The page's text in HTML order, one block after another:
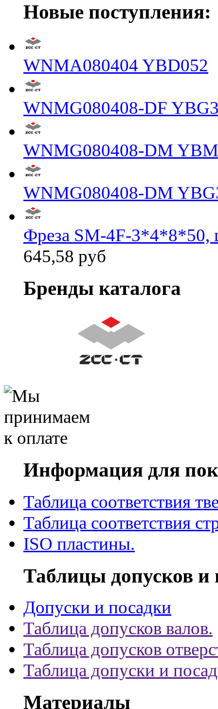
Новые поступления:
WNMA080404 YBD052
WNMG080408-DF
WNMG080408-DM
WNMG080408-DM
Фреза SM-4F-3*4*8*50,
645,58 руб
Бренды каталога
Информация для
Таблица соответствия
Таблица соответствия
ISO пластины.
Таблицы допусков и
Допуски и посадки
Таблица допусков валов.
Таблица допусков
Таблица допуски и
Материалы